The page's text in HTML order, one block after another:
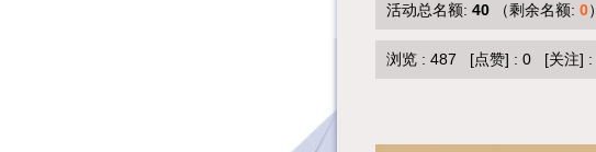
活动总名额: 40 （剩余名额: 0）
浏览 : 487 [点赞] : 0 [关注] :